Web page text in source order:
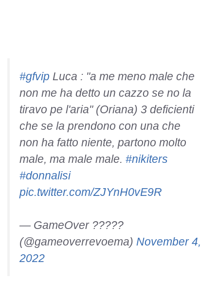
#gfvip Luca : "a me meno male che
non me ha detto un cazzo se no la
tiravo pe l'aria" (Oriana) 3 deficienti
che se la prendono con una che
non ha fatto niente, partono molto
male, ma male male. #nikiters
#donnalisi
pic.twitter.com/ZJYnH0vE9R
— GameOver ?‍????
(@gameoverrevoema) November 4,
2022